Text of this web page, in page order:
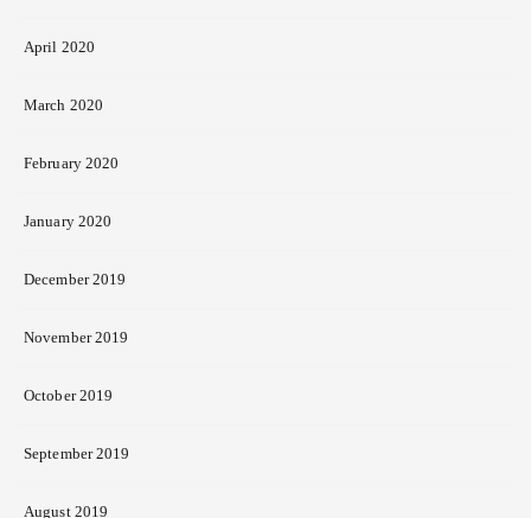
April 2020
March 2020
February 2020
January 2020
December 2019
November 2019
October 2019
September 2019
August 2019